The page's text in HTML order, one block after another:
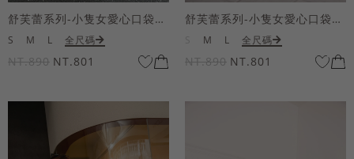
舒芙蕾系列-小隻女愛心口袋寬褲
S M L 全尺碼
NT.890 NT.801
舒芙蕾系列-小隻女愛心口袋寬褲
M L 全尺碼
NT.890 NT.801